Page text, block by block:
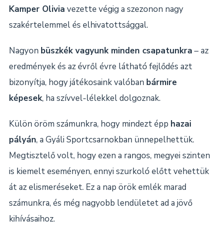
Kamper Olivia vezette végig a szezonon nagy
szakértelemmel és elhivatottsággal.
Nagyon büszkék vagyunk minden csapatunkra – az
eredmények és az évről évre látható fejlődés azt
bizonyítja, hogy játékosaink valóban bármire
képesek, ha szívvel-lélekkel dolgoznak.
Külön öröm számunkra, hogy mindezt épp hazai
pályán, a Gyáli Sportcsarnokban ünnepelhettük.
Megtisztelő volt, hogy ezen a rangos, megyei szinten
is kiemelt eseményen, ennyi szurkoló előtt vehettük
át az elismeréseket. Ez a nap örök emlék marad
számunkra, és még nagyobb lendületet ad a jövő
kihívásaihoz.